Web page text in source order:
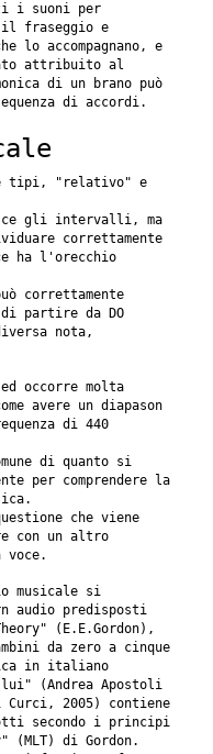
i suoni per
il fraseggio e
lo accompagnano, e
attribuito al
di un brano può
di accordi.
tipi, "relativo" e
gli intervalli, ma
correttamente
ha l'orecchio
correttamente
di partire da DO
nota,
occorre molta
avere un diapason
di 440
di quanto si
per comprendere la
che viene
con un altro
voce.
musicale si
audio predisposti
(E.E.Gordon),
da zero a cinque
in italiano
(Andrea Apostoli
Curci, 2005) contiene
secondo i principi
(MLT) di Gordon.